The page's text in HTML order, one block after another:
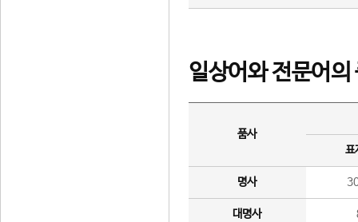
일상어와 전문어의
품사
표
명사
대명사